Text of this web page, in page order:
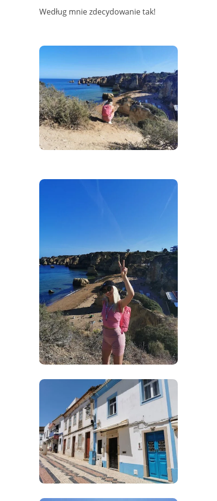
Według mnie zdecydowanie tak!